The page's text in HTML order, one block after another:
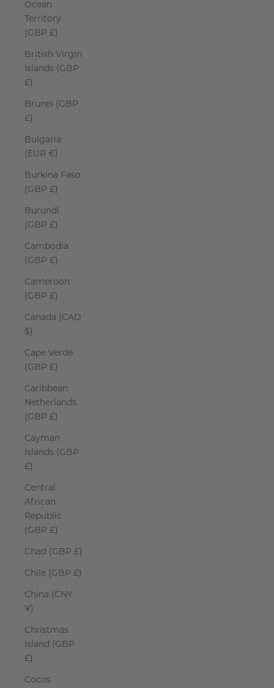
Ocean
Territory
(GBP £)
British Virgin
Islands (GBP
£)
Brunei (GBP
£)
Bulgaria
(EUR €)
Burkina Faso
(GBP £)
Burundi
(GBP £)
Cambodia
(GBP £)
Cameroon
(GBP £)
Canada (CAD
$)
Cape Verde
(GBP £)
Caribbean
Netherlands
(GBP £)
Cayman
Islands (GBP
£)
Central
African
Republic
(GBP £)
Chad (GBP £)
Chile (GBP £)
China (CNY
¥)
Christmas
Island (GBP
£)
Cocos